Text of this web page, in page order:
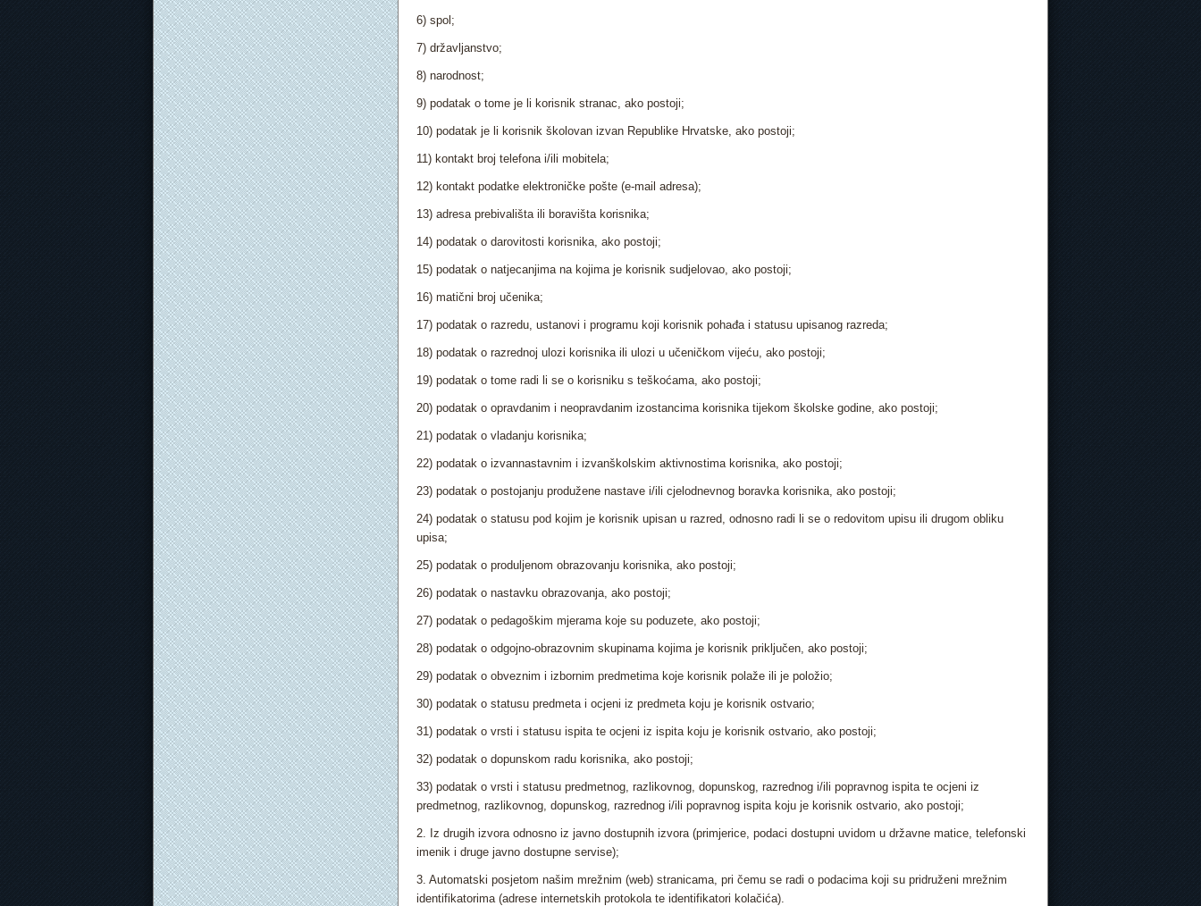
6) spol;
7) državljanstvo;
8) narodnost;
9) podatak o tome je li korisnik stranac, ako postoji;
10) podatak je li korisnik školovan izvan Republike Hrvatske, ako postoji;
11) kontakt broj telefona i/ili mobitela;
12) kontakt podatke elektroničke pošte (e-mail adresa);
13) adresa prebivališta ili boravišta korisnika;
14) podatak o darovitosti korisnika, ako postoji;
15) podatak o natjecanjima na kojima je korisnik sudjelovao, ako postoji;
16) matični broj učenika;
17) podatak o razredu, ustanovi i programu koji korisnik pohađa i statusu upisanog razreda;
18) podatak o razrednoj ulozi korisnika ili ulozi u učeničkom vijeću, ako postoji;
19) podatak o tome radi li se o korisniku s teškoćama, ako postoji;
20) podatak o opravdanim i neopravdanim izostancima korisnika tijekom školske godine, ako postoji;
21) podatak o vladanju korisnika;
22) podatak o izvannastavnim i izvanškolskim aktivnostima korisnika, ako postoji;
23) podatak o postojanju produžene nastave i/ili cjelodnevnog boravka korisnika, ako postoji;
24) podatak o statusu pod kojim je korisnik upisan u razred, odnosno radi li se o redovitom upisu ili drugom obliku
upisa;
25) podatak o produljenom obrazovanju korisnika, ako postoji;
26) podatak o nastavku obrazovanja, ako postoji;
27) podatak o pedagoškim mjerama koje su poduzete, ako postoji;
28) podatak o odgojno-obrazovnim skupinama kojima je korisnik priključen, ako postoji;
29) podatak o obveznim i izbornim predmetima koje korisnik polaže ili je položio;
30) podatak o statusu predmeta i ocjeni iz predmeta koju je korisnik ostvario;
31) podatak o vrsti i statusu ispita te ocjeni iz ispita koju je korisnik ostvario, ako postoji;
32) podatak o dopunskom radu korisnika, ako postoji;
33) podatak o vrsti i statusu predmetnog, razlikovnog, dopunskog, razrednog i/ili popravnog ispita te ocjeni iz
predmetnog, razlikovnog, dopunskog, razrednog i/ili popravnog ispita koju je korisnik ostvario, ako postoji;
2. Iz drugih izvora odnosno iz javno dostupnih izvora (primjerice, podaci dostupni uvidom u državne matice, telefonski
imenik i druge javno dostupne servise);
3. Automatski posjetom našim mrežnim (web) stranicama, pri čemu se radi o podacima koji su pridruženi mrežnim
identifikatorima (adrese internetskih protokola te identifikatori kolačića).